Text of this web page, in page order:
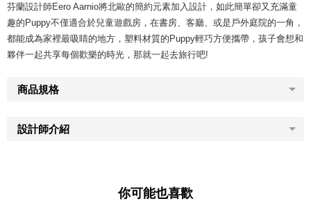
芬蘭設計師Eero Aarnio將北歐的簡約元素加入設計，如此簡單卻又充滿童
趣的Puppy不僅適合於兒童遊戲房，在書房、客廳、或是戶外庭院的一角，
都能成為家裡最吸睛的地方，塑料材質的Puppy輕巧方便攜帶，孩子會想和
夥伴一起共享每個歡樂的時光，那就一起去旅行吧!
商品規格
設計師介紹
你可能也喜歡